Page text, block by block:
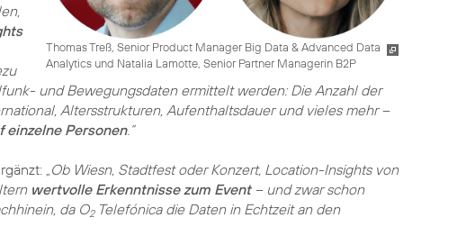
Thomas Treß, Senior Product Manager Big Data & Advanced Data
Analytics und Natalia Lamotte, Senior Partner Managerin B2P
und Bewegungsdaten ermittelt werden: Die Anzahl der
Altersstrukturen, Aufenthaltsdauer und vieles mehr –
einzelne Personen.“
„Ob Wiesn, Stadtfest oder Konzert, Location-Insights von
wertvolle Erkenntnisse zum Event– und zwar schon
da O2Telefónica die Daten in Echtzeit an den